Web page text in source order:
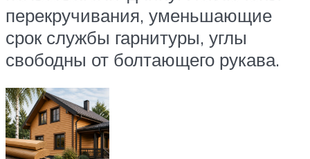
перекручивания, уменьшающие
срок службы гарнитуры, углы
свободны от болтающего рукава.